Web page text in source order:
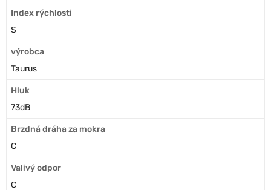
Index rýchlosti
S
výrobca
Taurus
Hluk
73dB
Brzdná dráha za mokra
C
Valivý odpor
C